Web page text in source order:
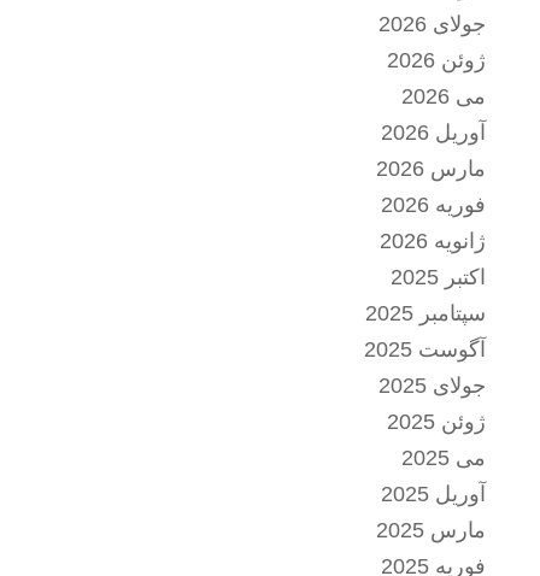
جولای 2026
ژوئن 2026
می 2026
آوریل 2026
مارس 2026
فوریه 2026
ژانویه 2026
اکتبر 2025
سپتامبر 2025
آگوست 2025
جولای 2025
ژوئن 2025
می 2025
آوریل 2025
مارس 2025
فوریه 2025